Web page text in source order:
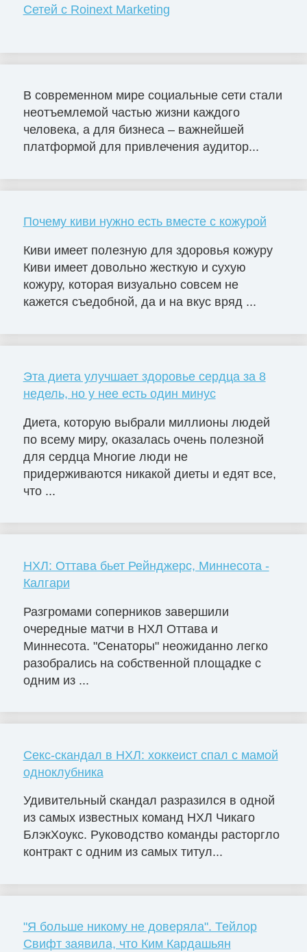
Сетей с Roinext Marketing
В современном мире социальные сети стали
неотъемлемой частью жизни каждого
человека, а для бизнеса – важнейшей
платформой для привлечения аудитор...
Почему киви нужно есть вместе с кожурой
Киви имеет полезную для здоровья кожуру
Киви имеет довольно жесткую и сухую
кожуру, которая визуально совсем не
кажется съедобной, да и на вкус вряд ...
Эта диета улучшает здоровье сердца за 8
недель, но у нее есть один минус
Диета, которую выбрали миллионы людей
по всему миру, оказалась очень полезной
для сердца Многие люди не
придерживаются никакой диеты и едят все,
что ...
НХЛ: Оттава бьет Рейнджерс, Миннесота -
Калгари
Разгромами соперников завершили
очередные матчи в НХЛ Оттава и
Миннесота. "Сенаторы" неожиданно легко
разобрались на собственной площадке с
одним из ...
Секс-скандал в НХЛ: хоккеист спал с мамой
одноклубника
Удивительный скандал разразился в одной
из самых известных команд НХЛ Чикаго
БлэкХоукс. Руководство команды расторгло
контракт с одним из самых титул...
"Я больше никому не доверяла". Тейлор
Свифт заявила, что Ким Кардашьян